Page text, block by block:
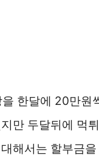
한달에 20만원
만 두달뒤에 먹
해서는 할부금을